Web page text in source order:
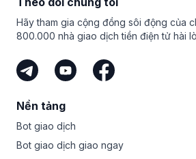
đăng ký ngay hôm nay và khai thác
hóa bên trong bạn?
Hãy tham gia cộng đồng sôi động của
800.000 nhà giao dịch tiền điện tử hài
Nền tảng
Bot giao dịch
Bot giao dịch giao ngay